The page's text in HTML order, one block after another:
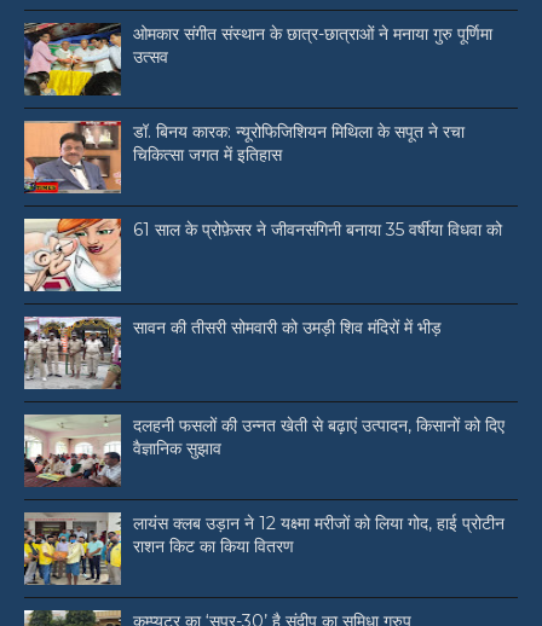
ओमकार संगीत संस्थान के छात्र-छात्राओं ने मनाया गुरु पूर्णिमा
उत्सव
डॉ. बिनय कारक: न्यूरोफिजिशियन मिथिला के सपूत ने रचा
चिकित्सा जगत में इतिहास
61 साल के प्रोफ़ेसर ने जीवनसंगिनी बनाया 35 वर्षीया विधवा को
सावन की तीसरी सोमवारी को उमड़ी शिव मंदिरों में भीड़
दलहनी फसलों की उन्नत खेती से बढ़ाएं उत्पादन, किसानों को दिए
वैज्ञानिक सुझाव
लायंस क्लब उड़ान ने 12 यक्ष्मा मरीजों को लिया गोद, हाई प्रोटीन
राशन किट का किया वितरण